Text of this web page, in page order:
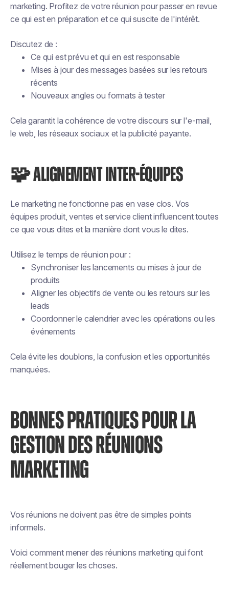
marketing. Profitez de votre réunion pour passer en revue
ce qui est en préparation et ce qui suscite de l'intérêt.
Discutez de :
Ce qui est prévu et qui en est responsable
Mises à jour des messages basées sur les retours
récents
Nouveaux angles ou formats à tester
Cela garantit la cohérence de votre discours sur l'e-mail,
le web, les réseaux sociaux et la publicité payante.
🧩 ALIGNEMENT INTER-ÉQUIPES
Le marketing ne fonctionne pas en vase clos. Vos
équipes produit, ventes et service client influencent toutes
ce que vous dites et la manière dont vous le dites.
Utilisez le temps de réunion pour :
Synchroniser les lancements ou mises à jour de
produits
Aligner les objectifs de vente ou les retours sur les
leads
Coordonner le calendrier avec les opérations ou les
événements
Cela évite les doublons, la confusion et les opportunités
manquées.
BONNES PRATIQUES POUR LA
GESTION DES RÉUNIONS
MARKETING
Vos réunions ne doivent pas être de simples points
informels.
Voici comment mener des réunions marketing qui font
réellement bouger les choses.